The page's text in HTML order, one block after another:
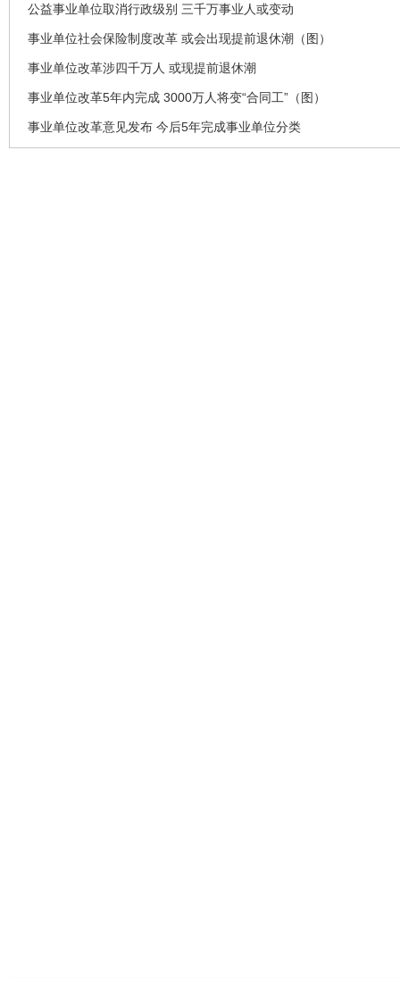
公益事业单位取消行政级别 三千万事业人或变动
事业单位社会保险制度改革 或会出现提前退休潮（图）
事业单位改革涉四千万人 或现提前退休潮
事业单位改革5年内完成 3000万人将变“合同工”（图）
事业单位改革意见发布 今后5年完成事业单位分类